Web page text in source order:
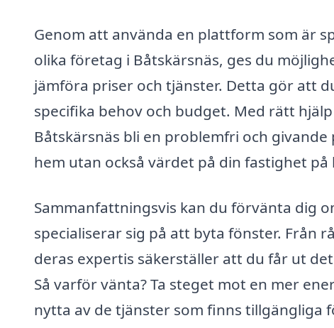
Genom att använda en plattform som är
olika företag i Båtskärsnäs, ges du
jämföra priser och tjänster. Detta gör att
specifika behov och budget. Med rätt
Båtskärsnäs bli en problemfri och
hem utan också värdet på din fastighet på
Sammanfattningsvis kan du förvänta dig
specialiserar sig på att byta fönster. Från
deras expertis säkerställer att du får ut
Så varför vänta? Ta steget mot en mer
nytta av de tjänster som finns tillgängliga